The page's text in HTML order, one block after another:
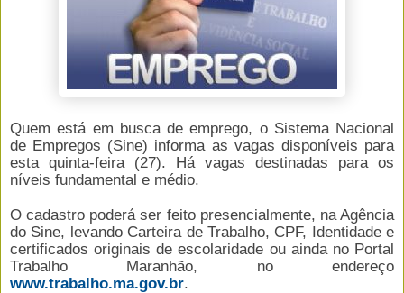
Quem está em busca de emprego, o Sistema Nacional
de Empregos (Sine) informa as vagas disponíveis para
esta quinta-feira (27). Há vagas destinadas para os
níveis fundamental e médio.
O cadastro poderá ser feito presencialmente, na Agência
do Sine, levando Carteira de Trabalho, CPF, Identidade e
certificados originais de escolaridade ou ainda no Portal
Trabalho Maranhão, no endereço
www.trabalho.ma.gov.br.